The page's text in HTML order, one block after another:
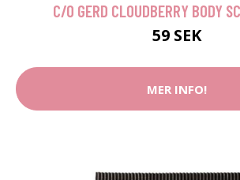
C/O GERD CLOUDBERRY BODY
59 SEK
MER INFO!